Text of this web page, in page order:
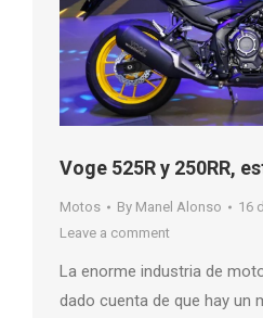
Voge 525R y 250RR,
Motos By Manel Alonso
16
Leave a comment
La enorme industria de
dado cuenta de que hay un